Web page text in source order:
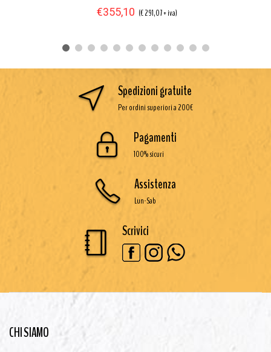
€355,10 (€ 291,07 + iva)
Spedizioni gratuite
Per ordini superiori a 200€
Pagamenti
100% sicuri
Assistenza
Lun-Sab
Scrivici
CHI SIAMO